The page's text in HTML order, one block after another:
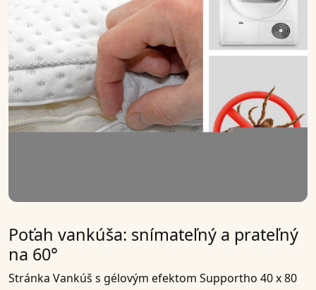
Poťah vankúša: snímateľný a prateľný
na 60°
Stránka Vankúš s gélovým efektom Supportho 40 x 80